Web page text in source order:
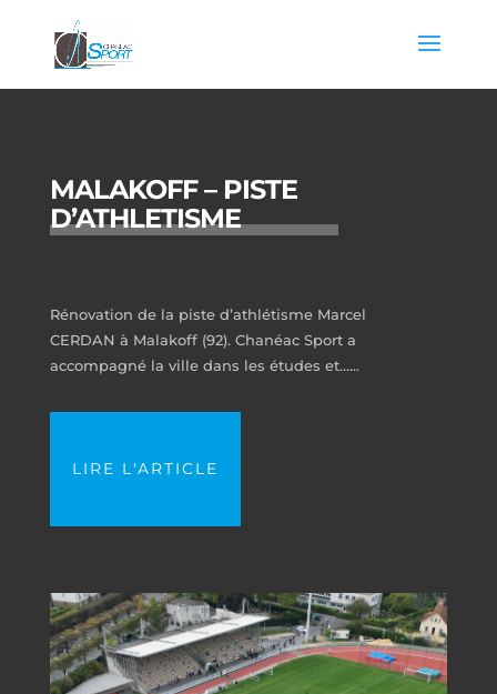
MALAKOFF – PISTE
D’ATHLETISME
Rénovation de la piste d’athlétisme Marcel
CERDAN à Malakoff (92). Chanéac Sport a
accompagné la ville dans les études et…...
LIRE L'ARTICLE